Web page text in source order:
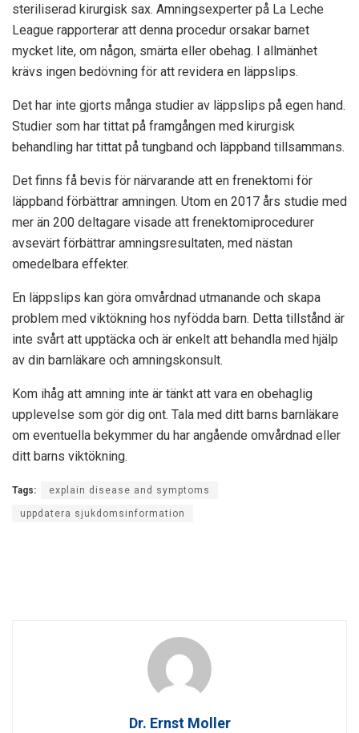
steriliserad kirurgisk sax. Amningsexperter på La Leche
League rapporterar att denna procedur orsakar barnet
mycket lite, om någon, smärta eller obehag. I allmänhet
krävs ingen bedövning för att revidera en läppslips.
Det har inte gjorts många studier av läppslips på egen hand.
Studier som har tittat på framgången med kirurgisk
behandling har tittat på tungband och läppband tillsammans.
Det finns få bevis för närvarande att en frenektomi för
läppband förbättrar amningen. Utom en 2017 års studie med
mer än 200 deltagare visade att frenektomiprocedurer
avsevärt förbättrar amningsresultaten, med nästan
omedelbara effekter.
En läppslips kan göra omvårdnad utmanande och skapa
problem med viktökning hos nyfödda barn. Detta tillstånd är
inte svårt att upptäcka och är enkelt att behandla med hjälp
av din barnläkare och amningskonsult.
Kom ihåg att amning inte är tänkt att vara en obehaglig
upplevelse som gör dig ont. Tala med ditt barns barnläkare
om eventuella bekymmer du har angående omvårdnad eller
ditt barns viktökning.
Tags: explain disease and symptoms
uppdatera sjukdomsinformation
Dr. Ernst Moller